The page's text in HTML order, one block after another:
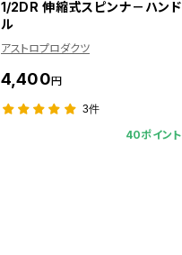
1/2DR 伸縮式スピンナ－ハンド
ル
アストロプロダクツ
4,400円
3件
40ポイント